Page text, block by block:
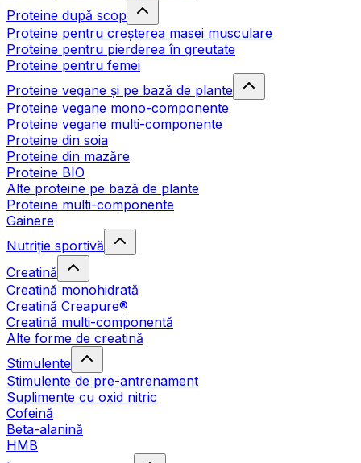
Proteine după scop
Proteine pentru creșterea masei musculare
Proteine pentru pierderea în greutate
Proteine pentru femei
Proteine vegane și pe bază de plante
Proteine vegane mono-componente
Proteine vegane multi-componente
Proteine din soia
Proteine din mazăre
Proteine BIO
Alte proteine pe bază de plante
Proteine multi-componente
Gainere
Nutriție sportivă
Creatină
Creatină monohidrată
Creatină Creapure®
Creatină multi-componentă
Alte forme de creatină
Stimulente
Stimulente de pre-antrenament
Suplimente cu oxid nitric
Cofeină
Beta-alanină
HMB